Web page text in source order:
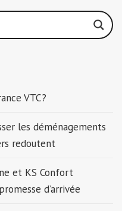
VTC ?
les déménagements
redoutent
et KS Confort
d’arrivée